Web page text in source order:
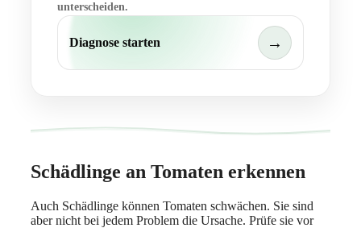
unterscheiden.
Diagnose starten →
Schädlinge an Tomaten erkennen
Auch Schädlinge können Tomaten schwächen. Sie sind
aber nicht bei jedem Problem die Ursache. Prüfe sie vor